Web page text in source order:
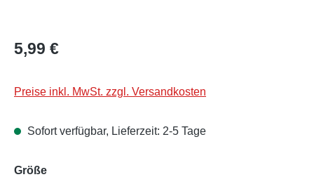
Regulärer Preis:
5,99 €
Preise inkl. MwSt. zzgl. Versandkosten
Sofort verfügbar, Lieferzeit: 2-5 Tage
Größeauswählen